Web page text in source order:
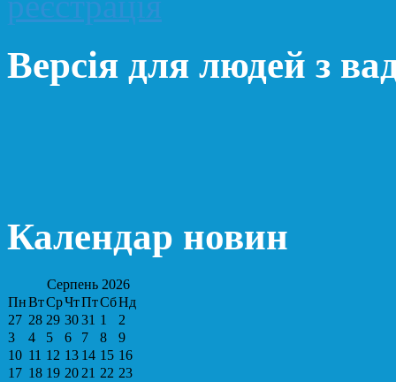
Версія для людей з
Календар новин
Серпень 2026
ПнВтСрЧтПтСбНд
27 28 29 3031 1
2
3
4 5 6 7 8
9
10 11 12 13 14 15 16
17 18 19 20 21 22 23